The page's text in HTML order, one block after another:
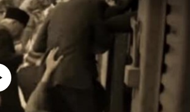
available